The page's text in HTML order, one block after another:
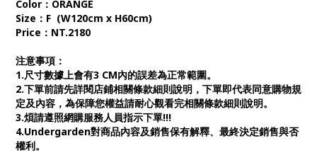
Color：ORANGE
Size：F (W120cm x H60cm)
Price：NT.2180
注意事項：
1.尺寸數據上會有3 CM內的誤差為正常範圍。
2.下單前請先詳閱店鋪相關條款細則說明，下單即代表同意購物規
定及內容，為保障您權益請耐心觀看完相關條款細則說明。
3.煩請遵照網購服務人員指示下單!!!
4.Undergarden對商品內容及銷售保有解釋、最終決定銷售與否
權利。